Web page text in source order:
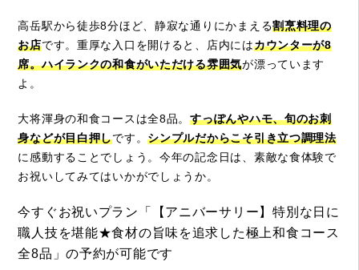
高岳駅から徒歩8分ほど、静寂な通りにかまえる割烹料理の
お店です。重厚な入口を開けると、店内にはカウンターが8
席。ハイランクの和食がいただける雰囲気が漂っています
よ。
大将渾身の和食コースは全8品。すっぽんやハモ、旬のお刺
身などが目白押しです。シンプルだからこそ引き立つ調理法
に感動することでしょう。今年の記念日は、素敵な食体験で
お祝いしてみてはいかがでしょうか。
今すぐお祝いプラン「【アニバーサリー】特別な日に
職人技を堪能★食材の旨味を追求した極上和食コース
全8品」の予約が可能です